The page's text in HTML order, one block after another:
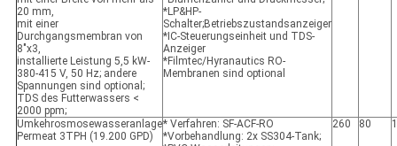
20 mm,
mit einer
Durchgangsmembran von
8"x3,
installierte Leistung 5,5 kW-
380-415 V, 50 Hz; andere
Spannungen sind optional;
TDS des Futterwassers <
2000 ppm;
*LP&HP-
Schalter;Betriebszustandsanzeiger
*IC-Steuerungseinheit und TDS-
Anzeiger
*Filmtec/Hyranautics RO-
Membranen sind optional
Umkehrosmosewasseranlage
Permeat 3TPH (19.200 GPD)
* Verfahren: SF-ACF-RO
*Vorbehandlung: 2x SS304-Tank;
260 80